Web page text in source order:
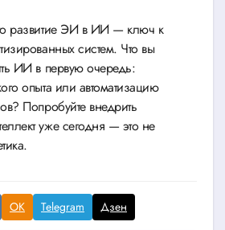
развитие ЭИ в ИИ — ключ к
систем. Что вы
ИИ в первую очередь:
опыта или автоматизацию
Попробуйте внедрить
уже сегодня — это не
OK Telegram Дзен